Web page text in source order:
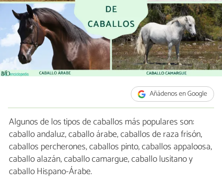
Añádenos en Google
Algunos de los tipos de caballos más populares son:
caballo andaluz, caballo árabe, caballos de raza frisón,
caballos percherones, caballos pinto, caballos appaloosa,
caballo alazán, caballo camargue, caballo lusitano y
caballo Hispano-Árabe.